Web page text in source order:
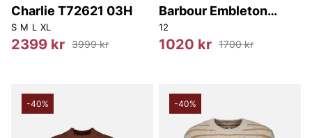
Charlie T72621 03H
S M L XL
2399 kr 3999 kr
Barbour Embleton
Knitted Jumper
12
1020 kr 1700 kr
-40% -40%